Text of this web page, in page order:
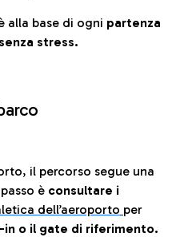
alla base di ogni partenza
stress.
il percorso segue una
è consultare i
dell’aeroporto per
in o il gate di riferimento.